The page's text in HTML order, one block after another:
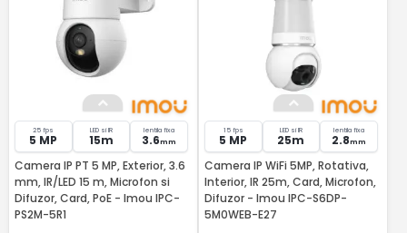
25 fps
5 MP
LED si IR
15m
lentila fixa
3.6mm
Camera IP PT 5 MP, Exterior, 3.6
mm, IR/LED 15 m, Microfon si
Difuzor, Card, PoE - Imou IPC-
PS2M-5R1
15 fps
5 MP
LED si IR
25m
lentila fixa
2.8mm
Camera IP WiFi 5MP, Rotativa,
Interior, IR 25m, Card, Microfon,
Difuzor - Imou IPC-S6DP-
5M0WEB-E27